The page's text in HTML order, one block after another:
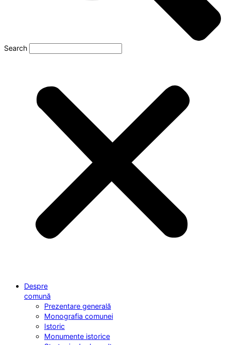
Search
Despre
comună
Prezentare generală
Monografia comunei
Istoric
Monumente istorice